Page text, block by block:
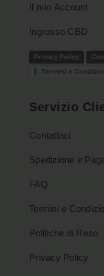
Il mio Account
Ingrosso CBD
Privacy Policy
Termini e
Servizio
Contattaci
Spedizione e
FAQ
Termini e
Politiche di Reso
Privacy Policy